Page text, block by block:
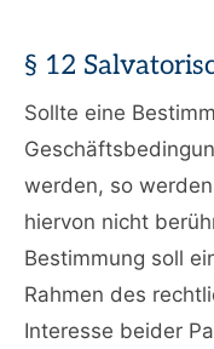
§ 12
Sollte eine
werden, so
hiervon nicht
Bestimmung soll
Rahmen des
Interesse beider